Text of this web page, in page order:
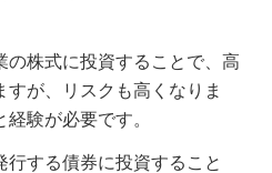
の株式に投資することで、高
すが、リスクも高くなりま
験が必要です。
行する債券に投資すること